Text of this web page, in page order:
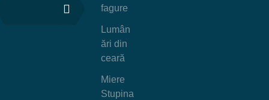
fagure
Lumân
ări din
ceară
Miere
Stupina